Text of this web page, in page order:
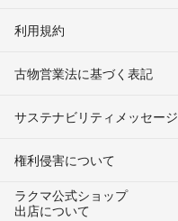
利用規約
古物営業法に基づく表記
サステナビリティメッセージ
権利侵害について
ラクマ公式ショップ
出店について